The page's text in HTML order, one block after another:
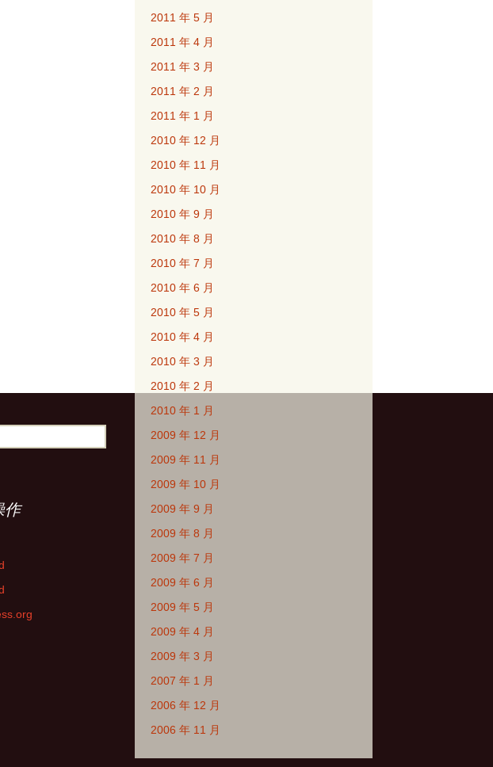
2011 年 5 月
2011 年 4 月
2011 年 3 月
2011 年 2 月
2011 年 1 月
2010 年 12 月
2010 年 11 月
2010 年 10 月
2010 年 9 月
2010 年 8 月
2010 年 7 月
2010 年 6 月
2010 年 5 月
2010 年 4 月
2010 年 3 月
2010 年 2 月
2010 年 1 月
2009 年 12 月
2009 年 11 月
2009 年 10 月
2009 年 9 月
2009 年 8 月
2009 年 7 月
2009 年 6 月
2009 年 5 月
2009 年 4 月
2009 年 3 月
2007 年 1 月
2006 年 12 月
2006 年 11 月
作